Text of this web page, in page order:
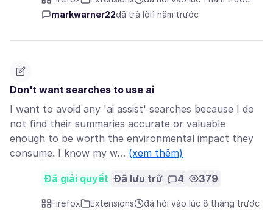
markwarner22đã trả lời1 năm trước
Don't want searches to use ai
I want to avoid any 'ai assist' searches because I do
not find their summaries accurate or valuable
enough to be worth the environmental impact they
consume. I know my w… (xem thêm)
Đã giải quyết Đã lưu trữ 4 379
Firefox Extensions
đã hỏi vào lúc 8 tháng trước